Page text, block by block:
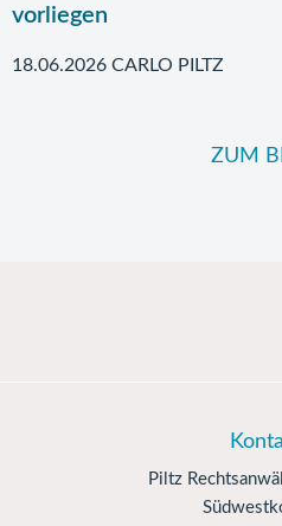
vorliegen
18.06.2026 CARLO PILTZ
ZUM
Piltz